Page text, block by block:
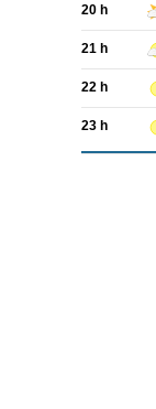
20 h
21 h
22 h
23 h